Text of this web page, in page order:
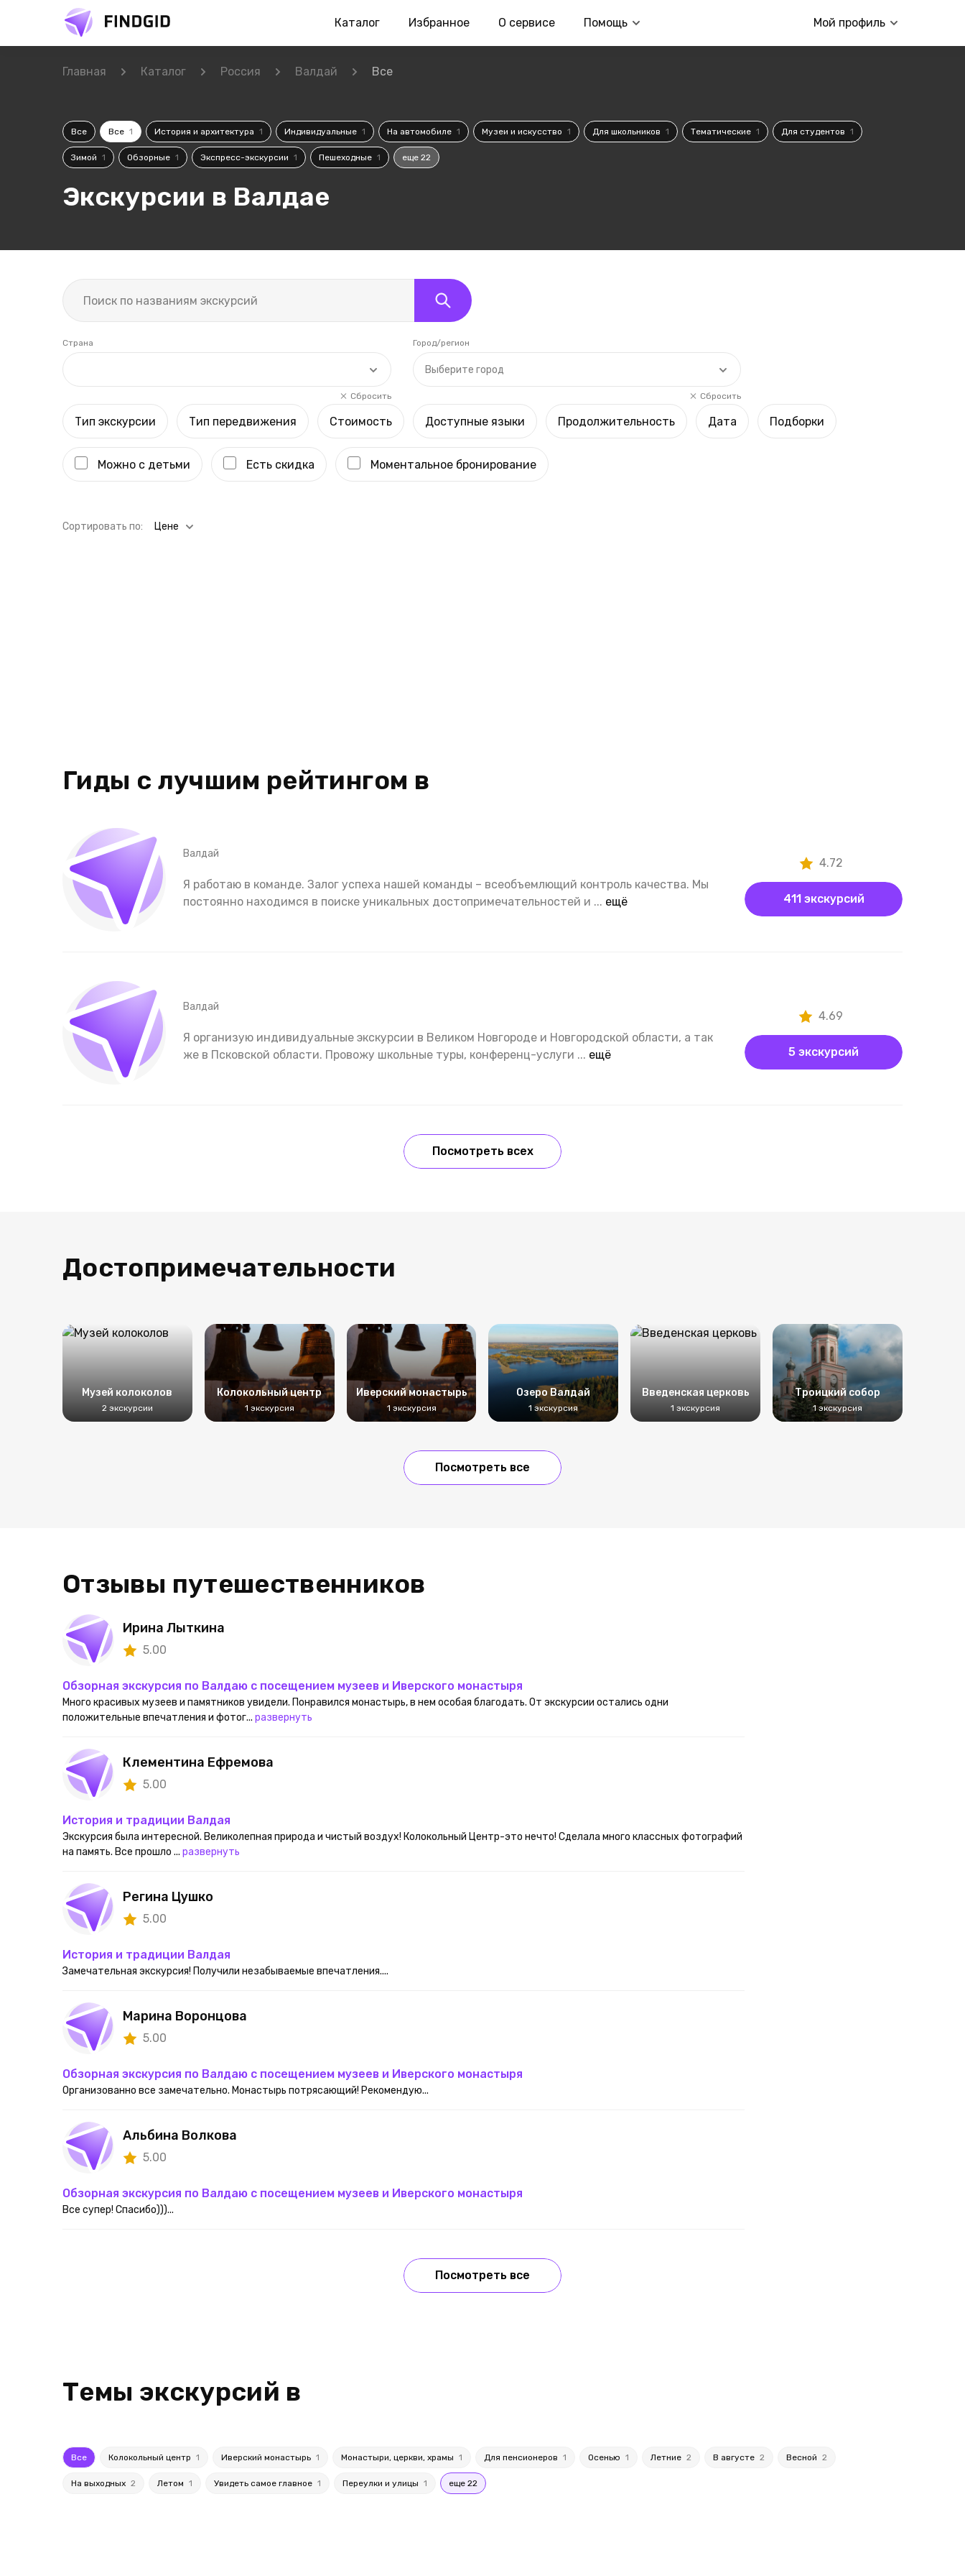
Каталог Избранное О сервисе Помощь Мой профиль
Главная Каталог Россия Валдай Все
Все Все 1 История и архитектура 1 Индивидуальные 1 На автомобиле 1 Музеи и искусство 1 Для школьников 1 Тематические 1 Для студентов 1
Зимой 1 Обзорные 1 Экспресс-экскурсии 1 Пешеходные 1 еще 22
Экскурсии в Валдае
Страна
Сбросить
Выберите город
Город/регион
Сбросить
Тип экскурсии Тип передвижения Стоимость Доступные языки Продолжительность Дата Подборки
Можно с детьми Есть скидка Моментальное бронирование
Cортировать по: Цене
Гиды с лучшим рейтингом в
Валдай
4.72
Я работаю в команде. Залог успеха нашей команды – всеобъемлющий контроль качества. Мы
постоянно находимся в поиске уникальных достопримечательностей и ... ещё 411 экскурсий
Валдай
4.69
Я организую индивидуальные экскурсии в Великом Новгороде и Новгородской области, а так
же в Псковской области. Провожу школьные туры, конференц-услуги ... ещё 5 экскурсий
Посмотреть всех
Достопримечательности
Музей колоколов
2 экскурсии
Колокольный центр
1 экскурсия
Иверский монастырь
1 экскурсия
Озеро Валдай
1 экскурсия
Введенская церковь
1 экскурсия
Троицкий собор
1 экскурсия
Посмотреть все
Отзывы путешественников
Ирина Лыткина
5.00
Обзорная экскурсия по Валдаю с посещением музеев и Иверского монастыря
Много красивых музеев и памятников увидели. Понравился монастырь, в нем особая благодать. От экскурсии остались одни
положительные впечатления и фотог... развернуть
Клементина Ефремова
5.00
История и традиции Валдая
Экскурсия была интересной. Великолепная природа и чистый воздух! Колокольный Центр-это нечто! Сделала много классных фотографий
на память. Все прошло ... развернуть
Регина Цушко
5.00
История и традиции Валдая
Замечательная экскурсия! Получили незабываемые впечатления....
Марина Воронцова
5.00
Обзорная экскурсия по Валдаю с посещением музеев и Иверского монастыря
Организованно все замечательно. Монастырь потрясающий! Рекомендую...
Альбина Волкова
5.00
Обзорная экскурсия по Валдаю с посещением музеев и Иверского монастыря
Все супер! Спасибо)))...
Посмотреть все
Темы экскурсий в
Все Колокольный центр 1 Иверский монастырь 1 Монастыри, церкви, храмы 1 Для пенсионеров 1 Осенью 1 Летние 2 В августе 2 Весной 2
На выходных 2 Летом 1 Увидеть самое главное 1 Переулки и улицы 1 еще 22